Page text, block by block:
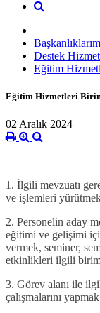
Destek
Eğitim
Eğitim Hizmetleri
02 Aralık 2024
1. İlgili mevzuatı
ve işlemleri
2. Personelin aday
eğitimi ve gelişimi
vermek, seminer,
etkinlikleri ilgili
3. Görev alanı ile
çalışmalarını